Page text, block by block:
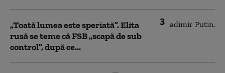
3
„Toată lumea este speriată”. Elita
rusă se teme că FSB „scapă de sub
control”, după ce...